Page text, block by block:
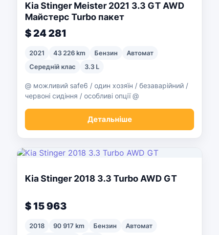
Kia Stinger Meister 2021 3.3 GT AWD
Майстерс Turbo пакет
$ 24 281
2021 43 226 km Бензин
Автомат
Середній клас
3.3 L
@ можливий safe6 / один хозяїн / безаварійний /
червоні сидіння / особливі опції @
Детальніше
Kia Stinger 2018 3.3 Turbo AWD GT
$ 15 963
2018 90 917 km Бензин
Автомат